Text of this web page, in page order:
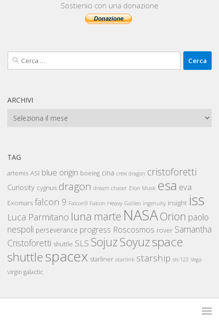
Sostienici con una donazione
Ricerca
per:
ARCHIVI
Archivi
TAG
artemis ASI blue origin boeing cina crew dragon cristoforetti
Curiosity cygnus dragon dream chaser Elon Musk esa eva
Exomars falcon 9 Falcon9 Falcon Heavy Galileo ingenuity insight iss
Luca Parmitano luna marte NASAOrion paolo
nespoli perseverance progress Roscosmos rover Samantha
Cristoforetti shuttle SLS SojuzSoyuzspace
shuttlespacex starliner starlink starship sts-123 Vega
virgin galactic